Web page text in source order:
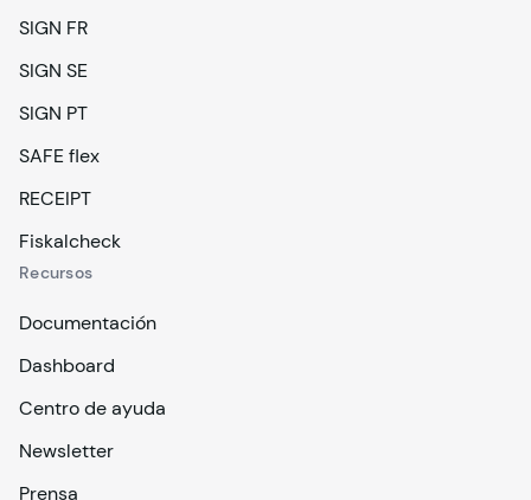
SIGN FR
SIGN SE
SIGN PT
SAFE flex
RECEIPT
Fiskalcheck
Recursos
Documentación
Dashboard
Centro de ayuda
Newsletter
Prensa